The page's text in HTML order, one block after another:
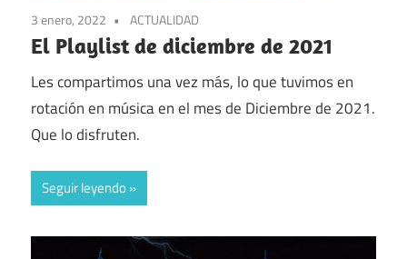
3 enero, 2022 ACTUALIDAD
El Playlist de diciembre de 2021
Les compartimos una vez más, lo que tuvimos en
rotación en música en el mes de Diciembre de 2021.
Que lo disfruten.
Seguir leyendo